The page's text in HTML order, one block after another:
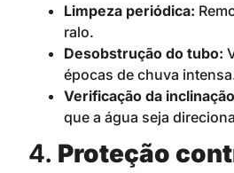
Limpeza periódica:
ralo.
Desobstrução do tubo:
épocas de chuva
Verificação da
que a água seja
4. Proteção